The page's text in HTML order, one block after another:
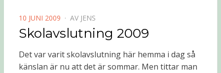
PUBLICERAD
DEN
10 JUNI 2009 AV JENS
Skolavslutning 2009
Det var varit skolavslutning här hemma i dag så
känslan är nu att det är sommar. Men tittar man